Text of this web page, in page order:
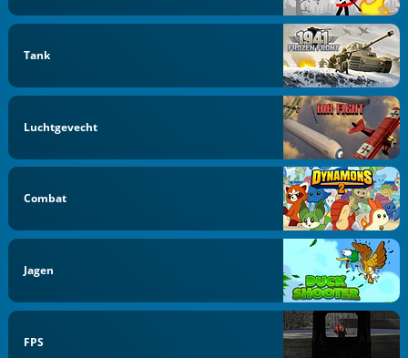
Tank
Luchtgevecht
Combat
Jagen
FPS